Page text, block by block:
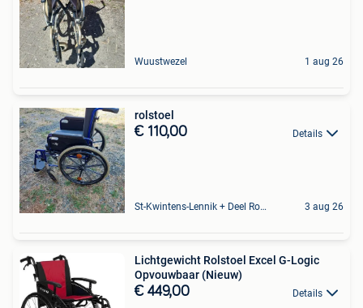
Wuustwezel 1 aug 26
rolstoel
€ 110,00 Details
St-Kwintens-Lennik + Deel Roosdaal 3 aug 26
Lichtgewicht Rolstoel Excel G-Logic
Opvouwbaar (Nieuw)
€ 449,00 Details